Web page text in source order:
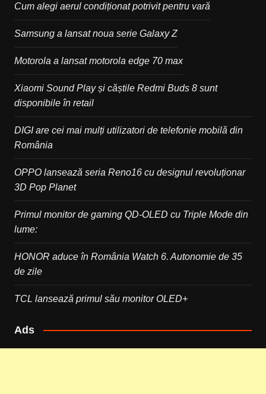
Cum alegi aerul condiționat potrivit pentru vară
Samsung a lansat noua serie Galaxy Z
Motorola a lansat motorola edge 70 max
Xiaomi Sound Play și căștile Redmi Buds 8 sunt
disponibile în retail
DIGI are cei mai mulți utilizatori de telefonie mobilă din
România
OPPO lansează seria Reno16 cu designul revoluționar
3D Pop Planet
Primul monitor de gaming QD-OLED cu Triple Mode din
lume:
HONOR aduce în România Watch 6. Autonomie de 35
de zile
TCL lansează primul său monitor OLED+
Ads